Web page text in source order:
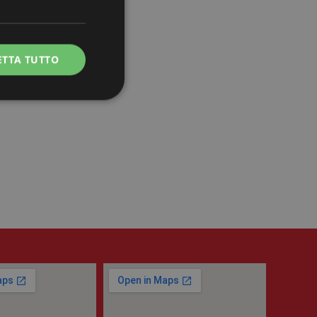
TUTTO
gestione
visitatori. È